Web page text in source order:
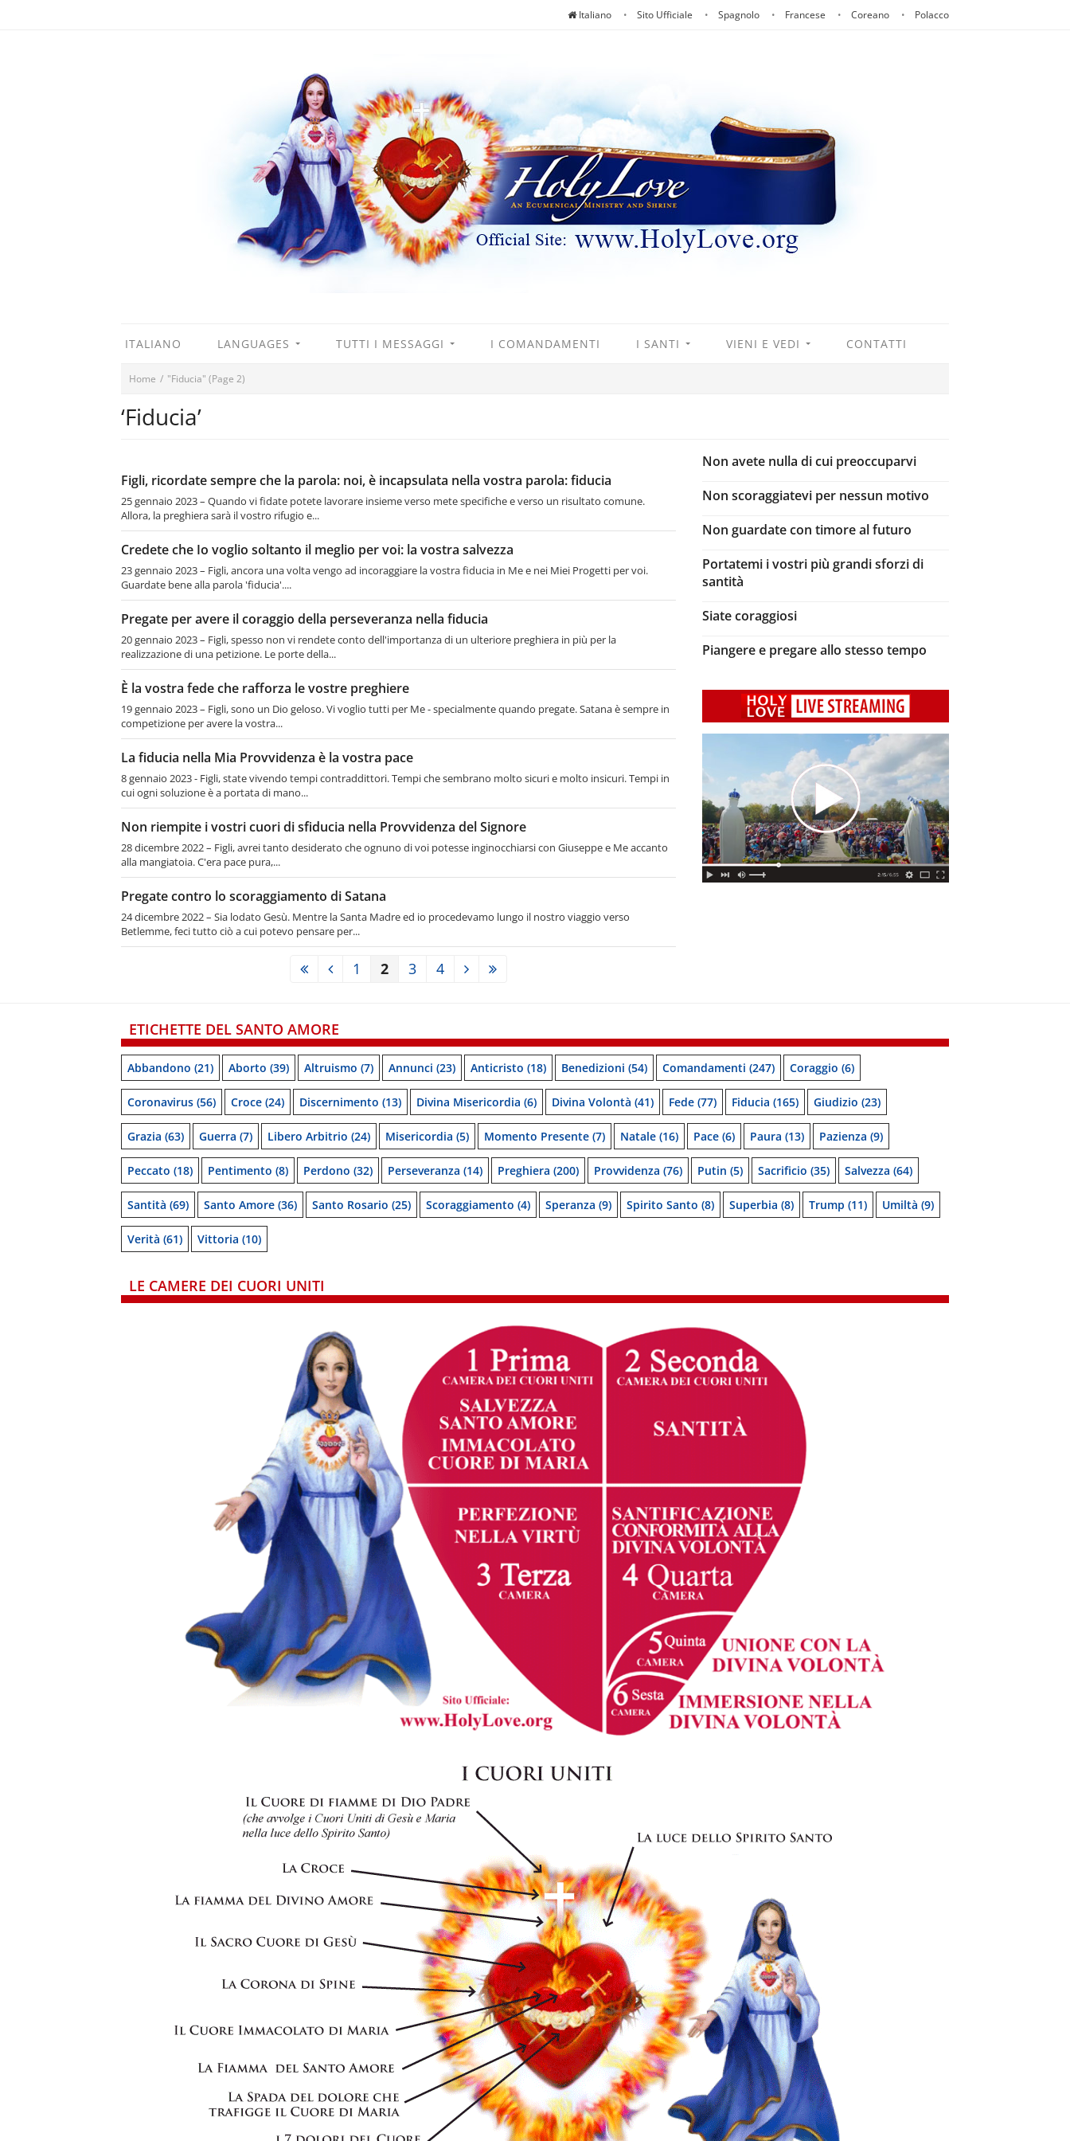
Italiano Sito Ufficiale Spagnolo Francese Coreano Polacco
ITALIANO LANGUAGES TUTTI I MESSAGGI I COMANDAMENTI I SANTI VIENI E VEDI CONTATTI
Home / "Fiducia" (Page 2)
‘Fiducia’
Figli, ricordate sempre che la parola: noi, è incapsulata nella vostra parola: fiducia
25 gennaio 2023 – Quando vi fidate potete lavorare insieme verso mete specifiche e verso un risultato comune.
Allora, la preghiera sarà il vostro rifugio e...
Credete che Io voglio soltanto il meglio per voi: la vostra salvezza
23 gennaio 2023 – Figli, ancora una volta vengo ad incoraggiare la vostra fiducia in Me e nei Miei Progetti per voi.
Guardate bene alla parola 'fiducia'....
Pregate per avere il coraggio della perseveranza nella fiducia
20 gennaio 2023 – Figli, spesso non vi rendete conto dell'importanza di un ulteriore preghiera in più per la
realizzazione di una petizione. Le porte della...
È la vostra fede che rafforza le vostre preghiere
19 gennaio 2023 – Figli, sono un Dio geloso. Vi voglio tutti per Me - specialmente quando pregate. Satana è sempre in
competizione per avere la vostra...
La fiducia nella Mia Provvidenza è la vostra pace
8 gennaio 2023 - Figli, state vivendo tempi contraddittori. Tempi che sembrano molto sicuri e molto insicuri. Tempi in
cui ogni soluzione è a portata di mano...
Non riempite i vostri cuori di sfiducia nella Provvidenza del Signore
28 dicembre 2022 – Figli, avrei tanto desiderato che ognuno di voi potesse inginocchiarsi con Giuseppe e Me accanto
alla mangiatoia. C'era pace pura,...
Pregate contro lo scoraggiamento di Satana
24 dicembre 2022 – Sia lodato Gesù. Mentre la Santa Madre ed io procedevamo lungo il nostro viaggio verso
Betlemme, feci tutto ciò a cui potevo pensare per...
1 2 3 4
Non avete nulla di cui preoccuparvi
Non scoraggiatevi per nessun motivo
Non guardate con timore al futuro
Portatemi i vostri più grandi sforzi di
santità
Siate coraggiosi
Piangere e pregare allo stesso tempo
ETICHETTE DEL SANTO AMORE
Abbandono (21) Aborto (39) Altruismo (7) Annunci (23) Anticristo (18) Benedizioni (54) Comandamenti (247) Coraggio (6)
Coronavirus (56) Croce (24) Discernimento (13) Divina Misericordia (6) Divina Volontà (41) Fede (77) Fiducia (165) Giudizio (23)
Grazia (63) Guerra (7) Libero Arbitrio (24) Misericordia (5) Momento Presente (7) Natale (16) Pace (6) Paura (13) Pazienza (9)
Peccato (18) Pentimento (8) Perdono (32) Perseveranza (14) Preghiera (200) Provvidenza (76) Putin (5) Sacrificio (35) Salvezza (64)
Santità (69) Santo Amore (36) Santo Rosario (25) Scoraggiamento (4) Speranza (9) Spirito Santo (8) Superbia (8) Trump (11) Umiltà (9)
Verità (61) Vittoria (10)
LE CAMERE DEI CUORI UNITI